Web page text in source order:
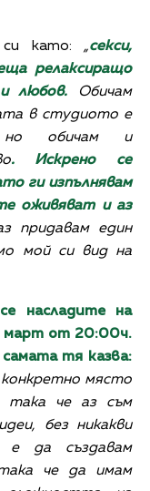
си като: „секси,
релаксиращо
любов.
Обичам
в студиото е
но обичам и
. Искрено се
ги изпълнявам
оживяват и аз
придавам един
мой си вид на
насладите на
март от 20:00ч.
тя казва:
място
така че аз съм
без никакви
е да създавам
така че да имам